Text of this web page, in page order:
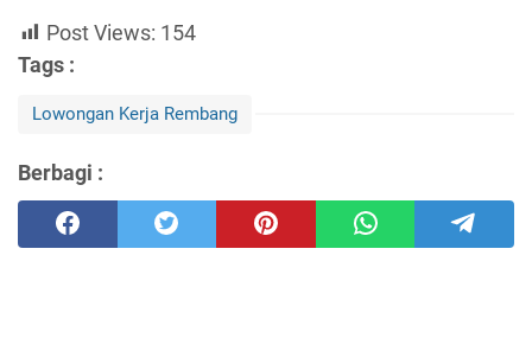
Post Views: 154
Tags :
Lowongan Kerja Rembang
Berbagi :